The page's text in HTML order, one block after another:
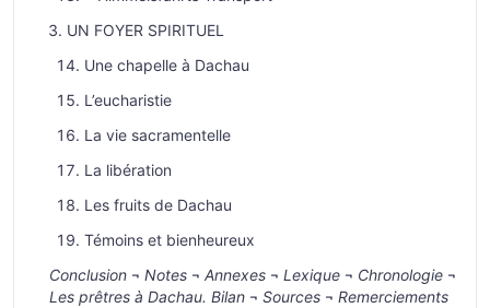
UN FOYER SPIRITUEL
Une chapelle à Dachau
L’eucharistie
La vie sacramentelle
La libération
Les fruits de Dachau
Témoins et bienheureux
Conclusion ¬ Notes ¬ Annexes ¬ Lexique ¬ Chronologie ¬
Les prêtres à Dachau. Bilan ¬ Sources ¬ Remerciements